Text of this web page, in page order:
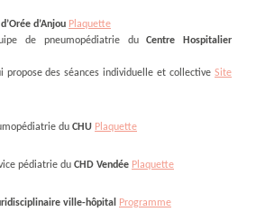
d’Anjou Plaquette
de pneumopédiatrie duCentre Hospitalier
propose des séances individuelle et collectiveSite
du CHU Plaquette
pédiatrie du CHD Vendée Plaquette
ville-hôpital Programme